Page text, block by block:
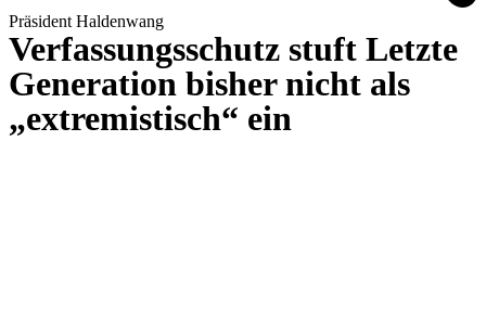
Präsident Haldenwang
Verfassungsschutz stuft Letzte
Generation bisher nicht als
„extremistisch“ ein